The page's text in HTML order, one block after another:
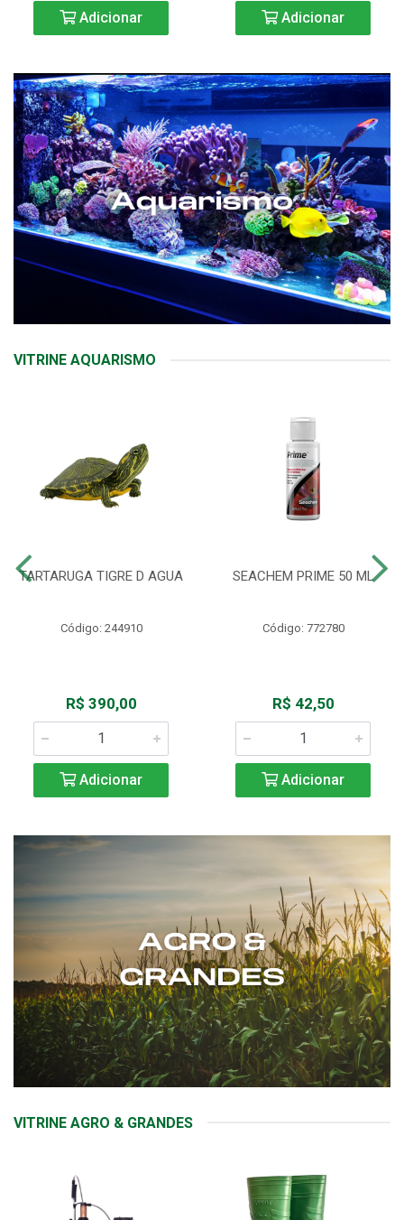
Adicionar Adicionar
VITRINE AQUARISMO
TARTARUGA TIGRE D AGUA
Código: 244910
R$ 390,00
Adicionar
SEACHEM PRIME 50 ML
Código: 772780
R$ 42,50
Adicionar
VITRINE AGRO & GRANDES